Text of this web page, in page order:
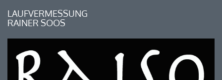
LAUFVERMESSUNG
RAINER SOOS